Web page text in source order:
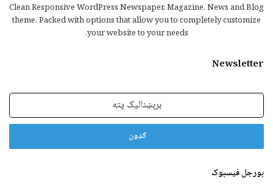
Clean Responsive WordPress Newspaper, Magazine, News and Blog
theme. Packed with options that allow you to completely customize
your website to your needs.
Newsletter
برېښنالیک
بورجل فیسبوک